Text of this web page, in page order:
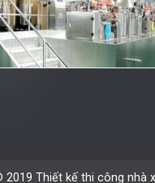
2019 Thiết kế thi công nhà